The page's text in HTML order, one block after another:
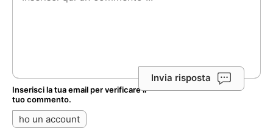
Invia risposta
Inserisci la tua email per verificare il
tuo commento.
ho un account